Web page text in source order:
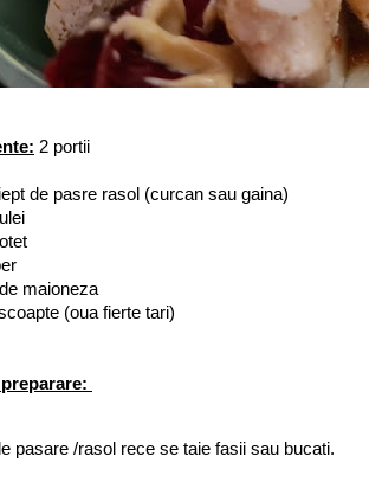
2 portii
de pasre rasol (curcan sau gaina)
maioneza
(oua fierte tari)
pasare /rasol rece se taie fasii sau bucati.